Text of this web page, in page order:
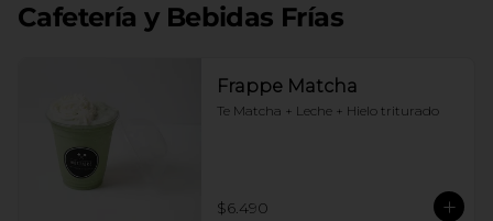
Cafetería y Bebidas Frías
Frappe Matcha
Te Matcha + Leche + Hielo triturado
$6.490